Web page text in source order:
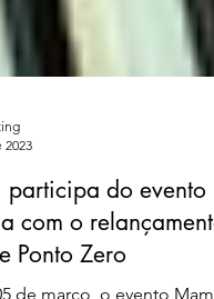
do evento
com o relançamento